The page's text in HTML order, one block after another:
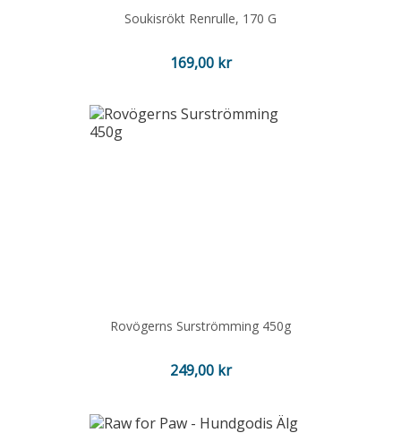
Soukisrökt Renrulle, 170 G
Pris
169,00 kr
Rovögerns Surströmming 450g
Pris
249,00 kr